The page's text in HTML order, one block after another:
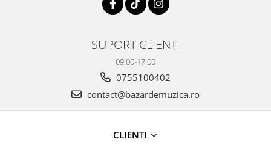
SUPORT CLIENTI
09:00-17:00
0755100402
contact@bazardemuzica.ro
CLIENTI